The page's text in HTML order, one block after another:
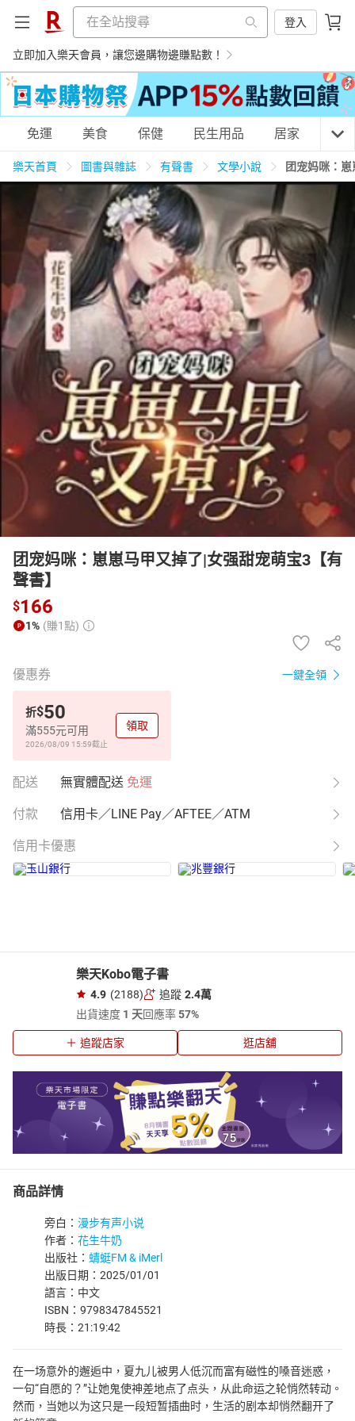
登入
立即加入樂天會員，讓您邊購物邊賺點數！
購物網分類
天天免運 美食蛋糕 養生保健 民生用品
居家生活 3C家電 運動休閒 親子玩具
女裝 男裝 化妝保養 情趣用品
日本購物 電子/紙本書
HOT
免運 美食 保健 民生用品 居家 3C
樂天首頁 圖書與雜誌 有聲書 文學小說 团宠妈咪：
团宠妈咪：崽崽马甲又掉了|女强甜宠萌宝3【有
聲書】
$166
1% (賺1點)
優惠券 一鍵全領
折$50
滿555元可用
2026/08/09 15:59截止
領取
配送 無實體配送 免運
付款 信用卡／LINE Pay／AFTEE／ATM
信用卡優惠
樂天Kobo電子書
4.9 (2188) 追蹤 2.4萬
出貨速度 1 天回應率57%
追蹤店家 逛店舖
商品詳情
旁白： 漫步有声小说
作者： 花生牛奶
出版社： 蜻蜓FM & iMerl
出版日期：2025/01/01
語言：中文
ISBN：9798347845521
時長：21:19:42
在一场意外的邂逅中，夏九儿被男人低沉而富有磁性的嗓音迷惑，
一句“自愿的？”让她鬼使神差地点了点头，从此命运之轮悄然转动。
然而，当她以为这只是一段短暂插曲时，生活的剧本却悄然翻开了